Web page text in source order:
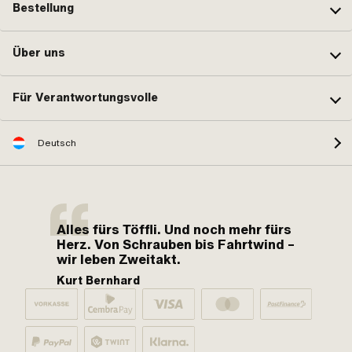
Bestellung
Über uns
Für Verantwortungsvolle
Deutsch
Alles fürs Töffli. Und noch mehr fürs
Herz. Von Schrauben bis Fahrtwind –
wir leben Zweitakt.
Kurt Bernhard